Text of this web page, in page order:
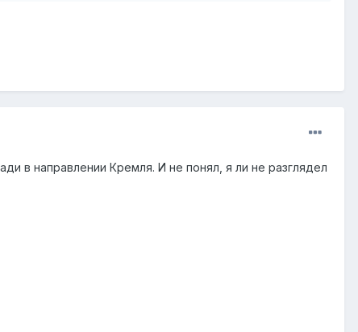
в направлении Кремля. И не понял, я ли не разглядел